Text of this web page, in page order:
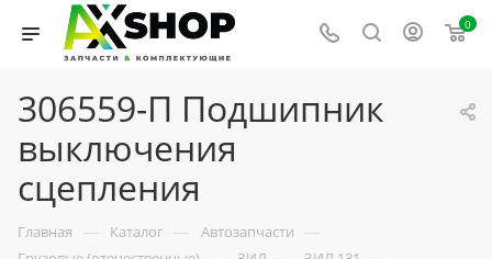
0
306559-П Подшипник
выключения
сцепления
Главная — Каталог — Автозапчасти —